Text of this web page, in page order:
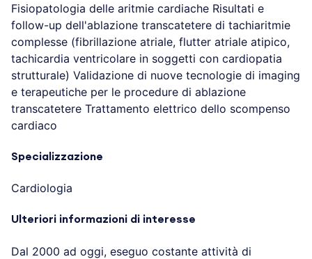
Fisiopatologia delle aritmie cardiache Risultati e
follow-up dell'ablazione transcatetere di tachiaritmie
complesse (fibrillazione atriale, flutter atriale atipico,
tachicardia ventricolare in soggetti con cardiopatia
strutturale) Validazione di nuove tecnologie di imaging
e terapeutiche per le procedure di ablazione
transcatetere Trattamento elettrico dello scompenso
cardiaco
Specializzazione
Cardiologia
Ulteriori informazioni di interesse
Dal 2000 ad oggi, eseguo costante attività di